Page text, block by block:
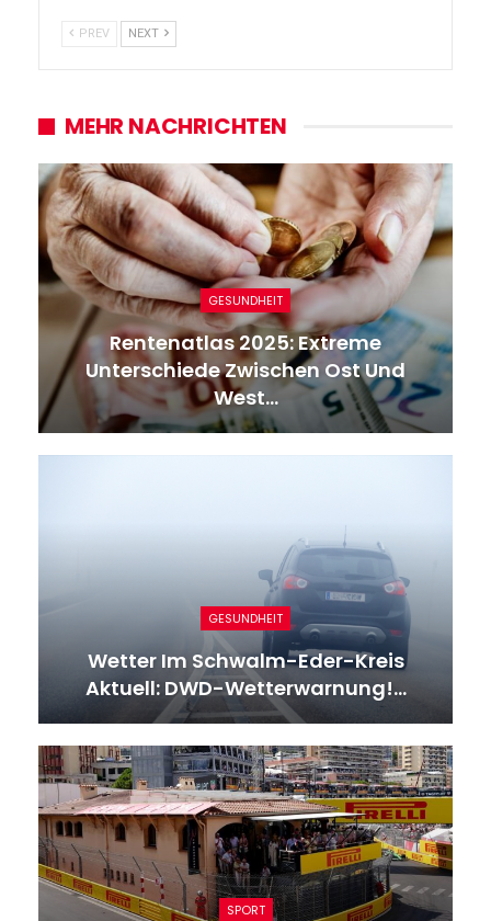
PREV NEXT
MEHR NACHRICHTEN
GESUNDHEIT
Rentenatlas 2025: Extreme
Unterschiede Zwischen Ost Und
West…
GESUNDHEIT
Wetter Im Schwalm-Eder-Kreis
Aktuell: DWD-Wetterwarnung!…
SPORT